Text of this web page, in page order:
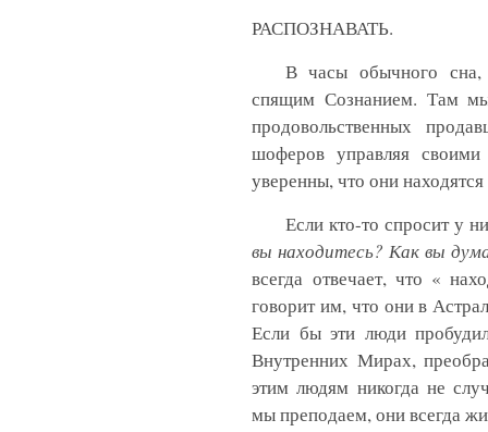
РАСПОЗНАВАТЬ.
В часы обычного
спящим Сознанием. Там
продовольственных
шоферов управляя
уверенны, что они
Если кто-то спросит у
вы находитесь? Как вы
всегда отвечает, что «
говорит им, что они в
Если бы эти люди
Внутренних Мирах,
этим людям никогда не
мы преподаем, они всегда